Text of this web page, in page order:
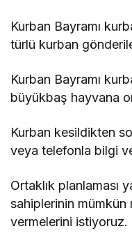
Kurban Bayramı
türlü kurban
Kurban Bayramı
büyükbaş hayvana
Kurban kesildikten
veya telefonla bilgi
Ortaklık planlaması
sahiplerinin
vermelerini istiyoruz.